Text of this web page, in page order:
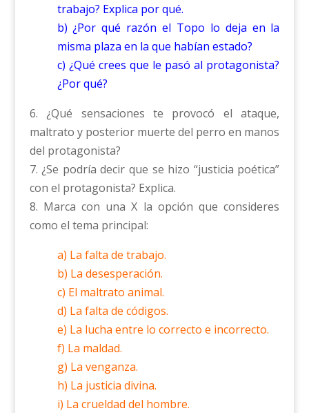
trabajo? Explica por qué.
b) ¿Por qué razón el Topo lo deja en la
misma plaza en la que habían estado?
c) ¿Qué crees que le pasó al protagonista?
¿Por qué?
6. ¿Qué sensaciones te provocó el ataque,
maltrato y posterior muerte del perro en manos
del protagonista?
7. ¿Se podría decir que se hizo “justicia poética”
con el protagonista? Explica.
8. Marca con una X la opción que consideres
como el tema principal:
a) La falta de trabajo.
b) La desesperación.
c) El maltrato animal.
d) La falta de códigos.
e) La lucha entre lo correcto e incorrecto.
f) La maldad.
g) La venganza.
h) La justicia divina.
i) La crueldad del hombre.